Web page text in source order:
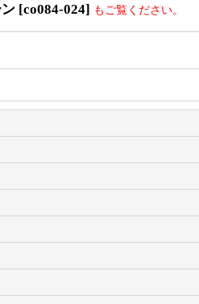
[co084-024] もご覧ください。